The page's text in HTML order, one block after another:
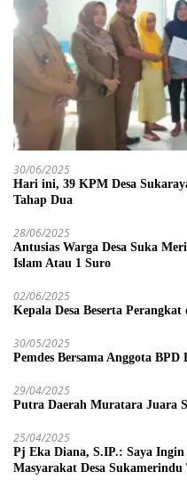
30/06/2025
Hari ini, 39 KPM Desa
Tahap Dua
28/06/2025
Antusias Warga Desa Suka
Islam Atau 1 Suro
02/06/2025
Kepala Desa Beserta
30/05/2025
Pemdes Bersama Anggota
29/04/2025
Putra Daerah Muratara Juara
25/04/2025
Pj Eka Diana, S.IP.: Saya
Masyarakat Desa